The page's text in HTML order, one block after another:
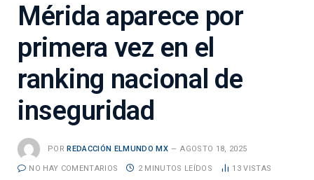
Mérida aparece por
primera vez en el
ranking nacional de
inseguridad
POR REDACCIÓN ELMUNDO MX AGOSTO 18, 2025
NO HAY COMENTARIOS 2 MINUTOS LEÍDOS 13VISTAS